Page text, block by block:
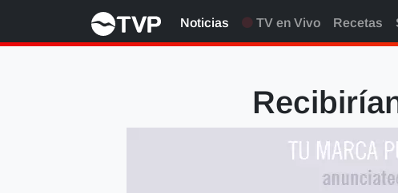
Noticias TV en Vivo Recetas